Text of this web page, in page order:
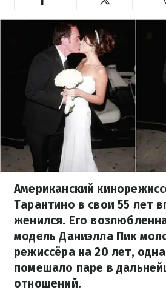
Американский
Тарантино в свои 55 лет
женился. Его
модель Даниэлла Пик
режиссёра на 20 лет,
помешало паре в
отношений.